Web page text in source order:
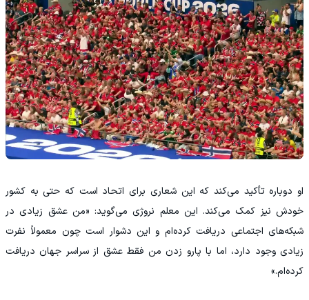
او دوباره تأکید می‌کند که این شعاری برای اتحاد است که حتی به کشور
خودش نیز کمک می‌کند. این معلم نروژی می‌گوید: «من عشق زیادی در
شبکه‌های اجتماعی دریافت کرده‌ام و این دشوار است چون معمولاً نفرت
زیادی وجود دارد، اما با پارو زدن من فقط عشق از سراسر جهان دریافت
کرده‌ام.»